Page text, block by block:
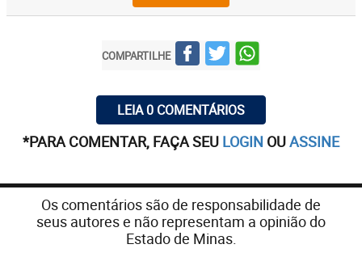
COMPARTILHE
LEIA 0 COMENTÁRIOS
*PARA COMENTAR, FAÇA SEU LOGIN OUASSINE
Os comentários são de responsabilidade de
seus autores e não representam a opinião do
Estado de Minas.